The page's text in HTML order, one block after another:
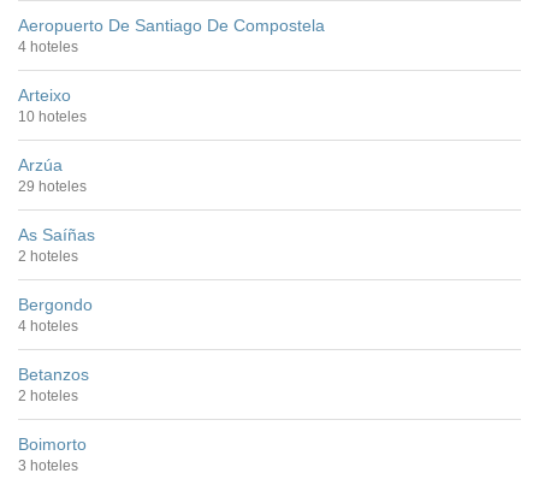
Aeropuerto De Santiago De Compostela
4 hoteles
Arteixo
10 hoteles
Arzúa
29 hoteles
As Saíñas
2 hoteles
Bergondo
4 hoteles
Betanzos
2 hoteles
Boimorto
3 hoteles